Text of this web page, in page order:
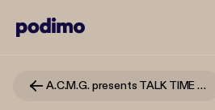
A.C.M.G. presents TALK TIME LIVE